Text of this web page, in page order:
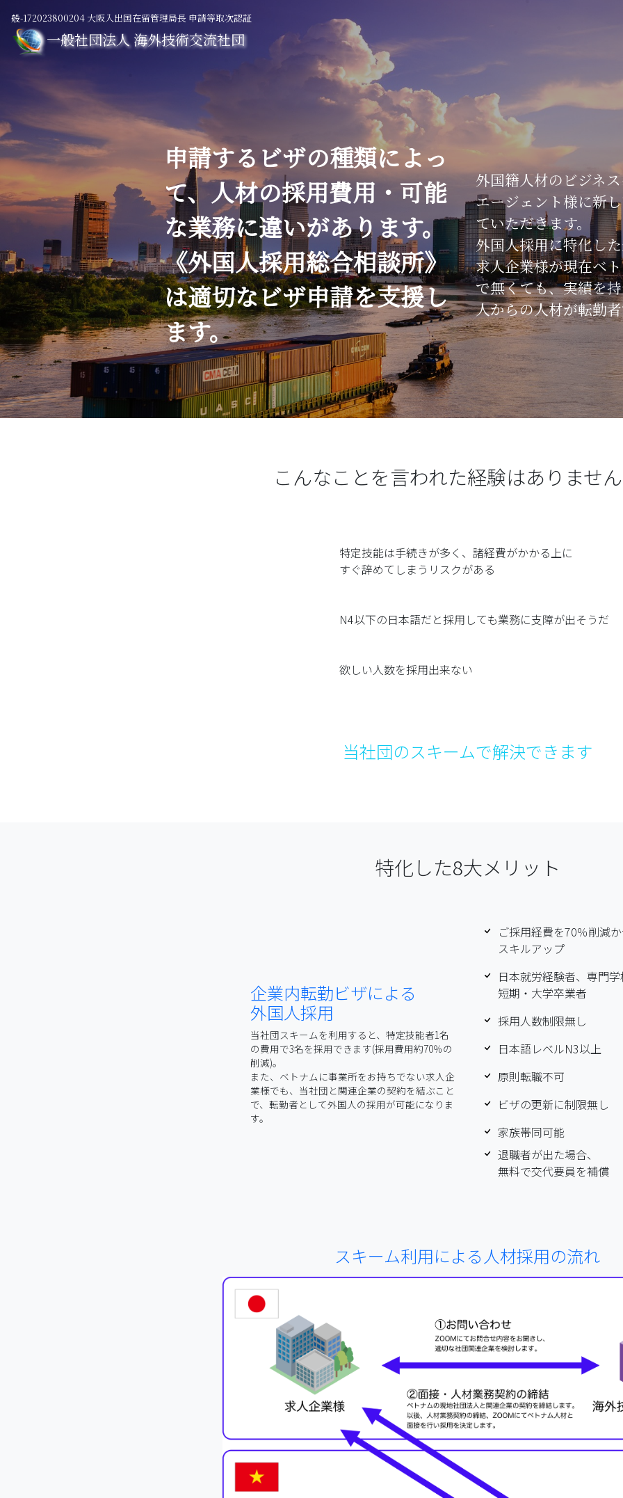
般-172023800204 大阪入出国在留管理局長 申請等取次認証
一般社団法人 海外技術交流社団
申請するビザの種類によっ
て、人材の採用費用・可能
な業務に違いがあります。
《外国人採用総合相談所》
は適切なビザ申請を支援し
ます。
外国籍人材のビジネ
エージェント様に新
ていただきます。
外国人採用に特化し
求人企業様が現在ベ
で無くても、実績を
人からの人材が転勤
こんなことを言われた経験はありませ
特定技能は手続きが多く、諸経費がかかる上に
すぐ辞めてしまうリスクがある
N4以下の日本語だと採用しても業務に支障が出そうだ
欲しい人数を採用出来ない
当社団のスキームで解決できます
特化した8大メリット
企業内転勤ビザによる
外国人採用
当社団スキームを利用すると、特定技能者1名
の費用で3名を採用できます(採用費用約70％の
削減)。
また、ベトナムに事業所をお持ちでない求人企
業様でも、当社団と関連企業の契約を結ぶこと
で、転勤者として外国人の採用が可能になりま
す。
ご採用経費を70％削減
スキルアップ
日本就労経験者、専門
短期・大学卒業者
採用人数制限無し
日本語レベルN3以上
原則転職不可
ビザの更新に制限無し
家族帯同可能
退職者が出た場合、
無料で交代要員を補償
スキーム利用による人材採用の流れ